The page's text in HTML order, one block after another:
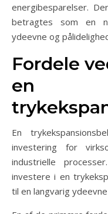
energibesparelser.
betragtes som en
ydeevne og
Fordele
en
En
investering for
industrielle
investere i en
til en langvarig